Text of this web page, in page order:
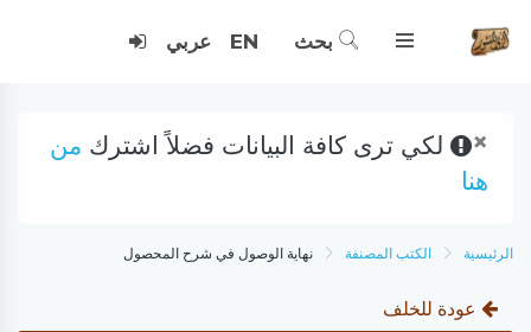
بحث EN عربي
× لكي ترى كافة البيانات فضلاً اشترك من
هنا
الرئيسية الكتب المصنفة نهاية الوصول في شرح المحصول
عودة للخلف